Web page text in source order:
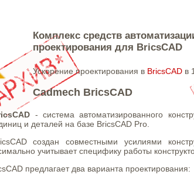
Комплекс средств
проектирования для BricsCAD
Ускорение проектирования в BricsCAD в
Cadmech BricsCAD
- система автоматизированного
и деталей на базе BricsCAD Pro.
создан совместными усилиями
учитывает специфику работы
предлагает два варианта проектирования: